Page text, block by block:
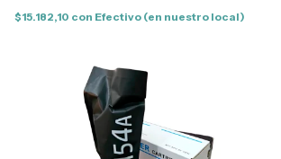
$15.182,10 con Efectivo (en nuestro local)